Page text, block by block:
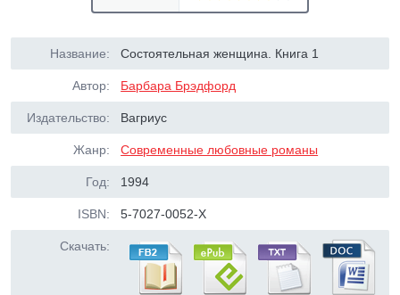
Название: Состоятельная женщина. Книга 1
Автор: Барбара Брэдфорд
Издательство: Вагриус
Жанр: Современные любовные романы
Год: 1994
ISBN: 5-7027-0052-Х
Скачать: